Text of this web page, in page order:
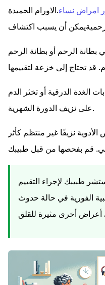
امراض نساء.الاورام الحميدة
بطانة الرحم أو بطانة الرحم
الغدة الدرقية أو تخثر الدم
على نزيف الدورة الشهرية.
نزيفًا غير منتظم كأثر
طبيبك لإجراء التقييم
الفورية في حالة حدوث